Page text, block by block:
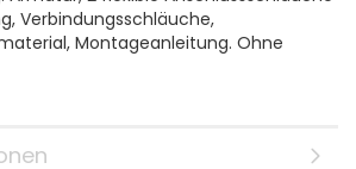
Verbindungsschläuche,
Montageanleitung. Ohne